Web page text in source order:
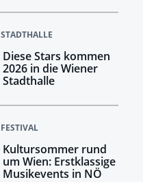
STADTHALLE
Diese Stars kommen
2026 in die Wiener
Stadthalle
FESTIVAL
Kultursommer rund
um Wien: Erstklassige
Musikevents in NÖ